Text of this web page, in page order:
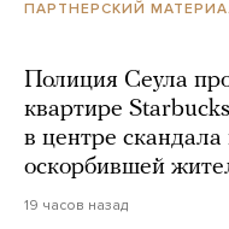
ПАРТНЕРСКИЙ
Полиция Сеула
квартире
в центре
оскорбившей
19 часов назад